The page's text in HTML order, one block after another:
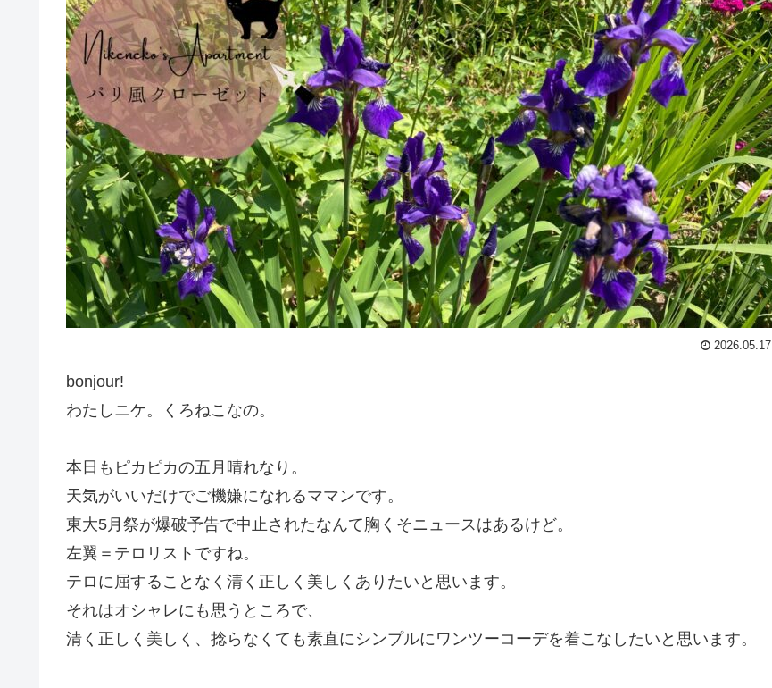
2026.05.17
bonjour!
わたしニケ。くろねこなの。
本日もピカピカの五月晴れなり。
天気がいいだけでご機嫌になれるママンです。
東大5月祭が爆破予告で中止されたなんて胸くそニュースはあるけど。
左翼＝テロリストですね。
テロに屈することなく清く正しく美しくありたいと思います。
それはオシャレにも思うところで、
清く正しく美しく、捻らなくても素直にシンプルにワンツーコーデを着こなしたいと思います。